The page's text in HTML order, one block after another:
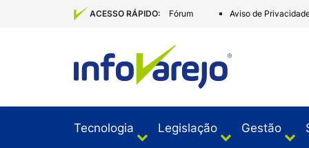
ACESSO RÁPIDO: Fórum Aviso de
Tecnologia Legislação Gestão